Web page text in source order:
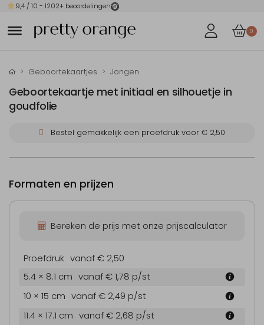
9,4 / 10 - 1202+ beoordelingen
0
Geboortekaartjes Jongen
Geboortekaartje met initiaal en silhouetje in
goudfolie
Bestel gemakkelijk een proefdruk voor € 2,50
Formaten en prijzen
Bereken de prijs met onze prijscalculator
Proefdruk vanaf € 2,50
5.4 × 8.1 cm vanaf € 1,78 p/st
10 × 15 cm vanaf € 2,49 p/st
11.4 × 17.1 cm vanaf € 2,68 p/st